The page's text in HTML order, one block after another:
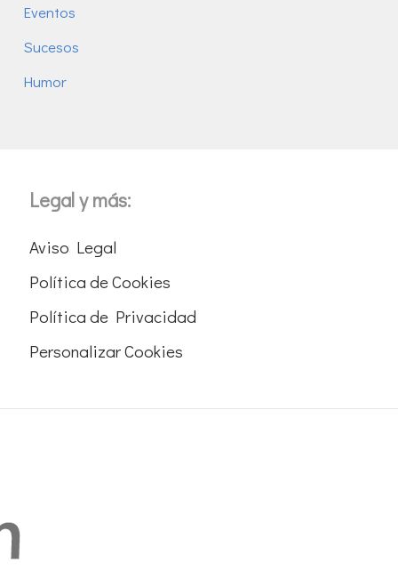
Eventos
Sucesos
Humor
Legal y más:
Aviso Legal
Política de Cookies
Política de Privacidad
Personalizar Cookies